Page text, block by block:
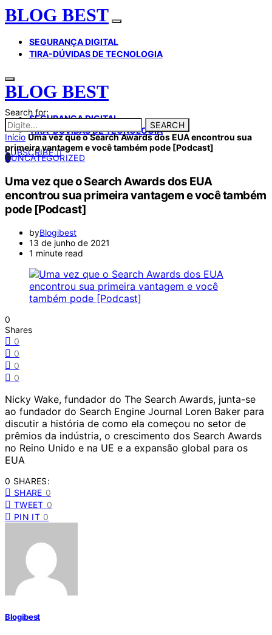
BLOG BEST
SEGURANÇA DIGITAL
TIRA-DÚVIDAS DE TECNOLOGIA
BLOG BEST
SEGURANÇA DIGITAL
TIRA-DÚVIDAS DE TECNOLOGIA
SUBSCRIBE
Search for:
SEARCH
Início Uma vez que o Search Awards dos EUA encontrou sua
primeira vantagem e você também pode [Podcast]
UUNCATEGORIZED
Uma vez que o Search Awards dos EUA
encontrou sua primeira vantagem e você também
pode [Podcast]
byBlogibest
13 de junho de 2021
1 minute read
0
Shares
0
0
0
0
Nicky Wake, fundador do The Search Awards, junta-se
ao fundador do Search Engine Journal Loren Baker para
discutir a história de como ela começou no setor de
prêmios da indústria, o crescimento dos Search Awards
no Reino Unido e na UE e a expansão global para os
EUA
0 SHARES:
SHARE 0
TWEET 0
PIN IT 0
Blogibest